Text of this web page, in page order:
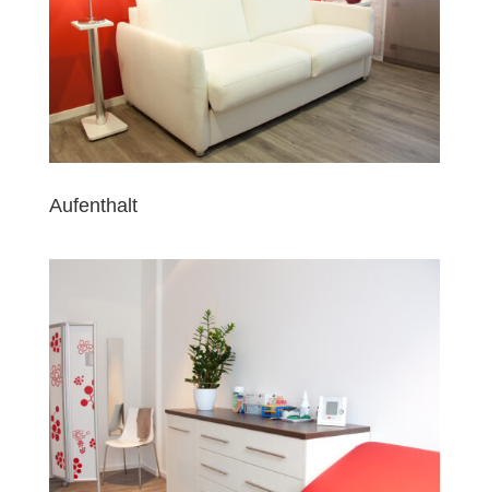
Aufenthalt